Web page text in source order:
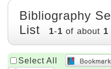
Bibliography
List
1-1 of about 1
Select All